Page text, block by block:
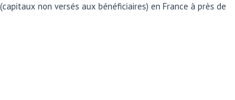
non versés aux bénéficiaires) en France à près de